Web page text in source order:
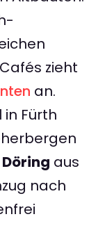
zieht
an.
Fürth
aus
nach